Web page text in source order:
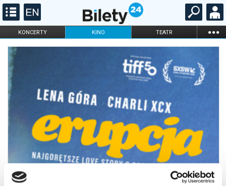
KONCERTY KINO TEATR ...
FILHARMONIA OPERA I BALET
KARNETY